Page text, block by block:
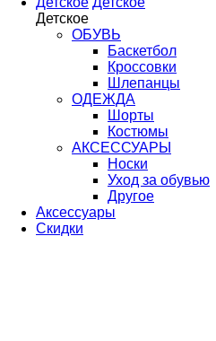
Детское
ОБУВЬ
Баскетбол
Кроссовки
Шлепанцы
ОДЕЖДА
Шорты
Костюмы
АКСЕССУАРЫ
Носки
Уход за обувью
Другое
Аксессуары
Скидки